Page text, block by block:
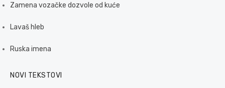
Zamena vozačke dozvole od kuće
Lavaš hleb
Ruska imena
NOVI TEKSTOVI